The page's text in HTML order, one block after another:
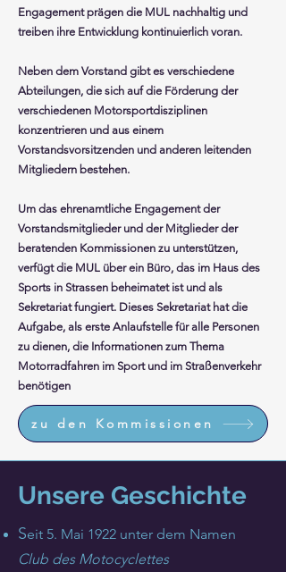
Engagement prägen die MUL nachhaltig und
treiben ihre Entwicklung kontinuierlich voran.
Neben dem Vorstand gibt es verschiedene
Abteilungen, die sich auf die Förderung der
verschiedenen Motorsportdisziplinen
konzentrieren und aus einem
Vorstandsvorsitzenden und anderen leitenden
Mitgliedern bestehen.
Um das ehrenamtliche Engagement der
Vorstandsmitglieder und der Mitglieder der
beratenden Kommissionen zu unterstützen,
verfügt die MUL über ein Büro, das im Haus des
Sports in Strassen beheimatet ist und als
Sekretariat fungiert. Dieses Sekretariat hat die
Aufgabe, als erste Anlaufstelle für alle Personen
zu dienen, die Informationen zum Thema
Motorradfahren im Sport und im Straßenverkehr
benötigen
zu den Kommissionen
Unsere Geschichte
Seit 5. Mai 1922 unter dem Namen
Club des Motocyclettes